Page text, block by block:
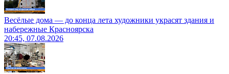
Весёлые дома — до конца лета художники украсят здания и
набережные Красноярска
20:45, 07.08.2026